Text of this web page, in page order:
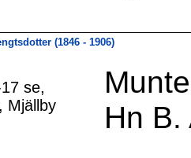
(1846 - 1906)
se,
Mjällby
Hn